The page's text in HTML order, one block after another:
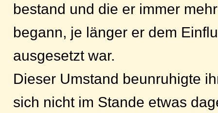
bestand und die er immer
begann, je länger er dem
ausgesetzt war.
Dieser Umstand beunruhigte
sich nicht im Stande etwas